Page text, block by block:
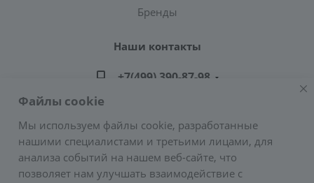
Бренды
Наши контакты
+7(499) 390-87-98
Адрес: г. Москва, ул. Подольских Курсантов,
д.3, стр.2 (метро Пражская)
E-mail:zakaz@greencond.ru
Файлы cookie
Мы используем файлы cookie, разработанные
нашими специалистами и третьими лицами, для
анализа событий на нашем веб-сайте, что
позволяет нам улучшать взаимодействие с